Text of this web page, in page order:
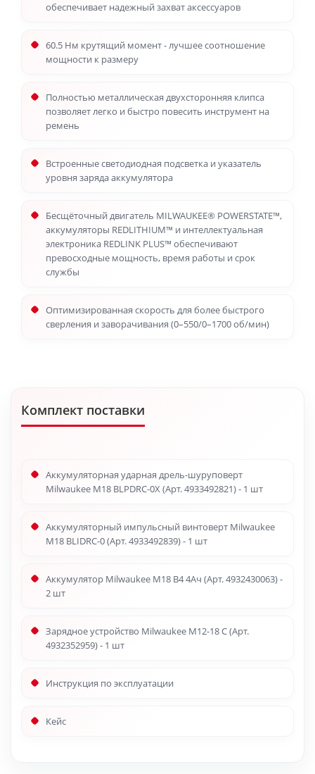
обеспечивает надежный захват аксессуаров
60.5 Нм крутящий момент - лучшее соотношение
мощности к размеру
Полностью металлическая двухсторонняя клипса
позволяет легко и быстро повесить инструмент на
ремень
Встроенные светодиодная подсветка и указатель
уровня заряда аккумулятора
Бесщёточный двигатель MILWAUKEE® POWERSTATE™,
аккумуляторы REDLITHIUM™ и интеллектуальная
электроника REDLINK PLUS™ обеспечивают
превосходные мощность, время работы и срок
службы
Оптимизированная скорость для более быстрого
сверления и заворачивания (0–550/0–1700 об/мин)
Комплект поставки
Аккумуляторная ударная дрель-шуруповерт
Milwaukee M18 BLPDRC-0X (Арт. 4933492821) - 1 шт
Аккумуляторный импульсный винтоверт Milwaukee
M18 BLIDRC-0 (Арт. 4933492839) - 1 шт
Аккумулятор Milwaukee M18 B4 4Ач (Арт. 4932430063) -
2 шт
Зарядное устройство Milwaukee M12-18 C (Арт.
4932352959) - 1 шт
Инструкция по эксплуатации
Кейс